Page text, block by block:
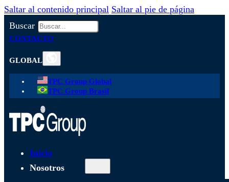
Saltar al contenido principal Saltar al pie de página
Buscar
CONTACTO
GLOBAL
TPC Group Global
TPC Group Brasil
Inicio
Nosotros